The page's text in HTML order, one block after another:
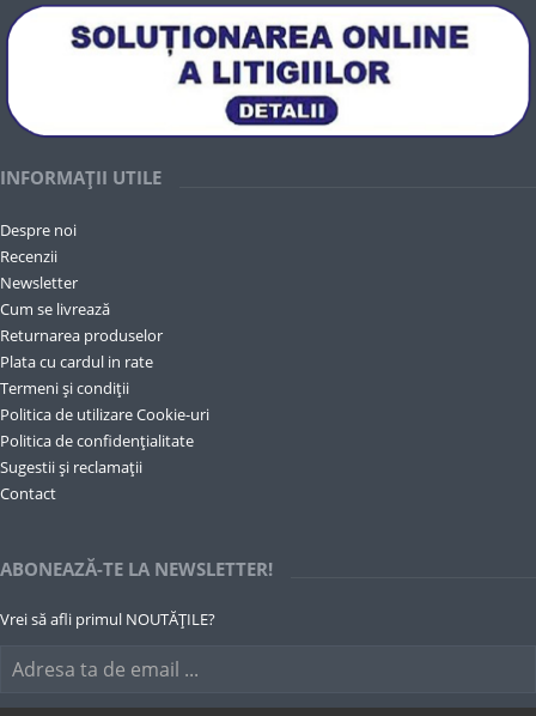
INFORMAȚII UTILE
Despre noi
Recenzii
Newsletter
Cum se livrează
Returnarea produselor
Plata cu cardul in rate
Termeni și condiții
Politica de utilizare Cookie-uri
Politica de confidențialitate
Sugestii și reclamații
Contact
ABONEAZĂ-TE LA NEWSLETTER!
Vrei să afli primul NOUTĂȚILE?